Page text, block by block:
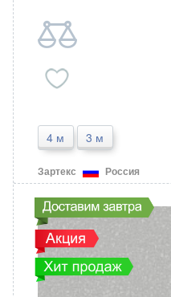
4 м 3 м
Зартекс Россия